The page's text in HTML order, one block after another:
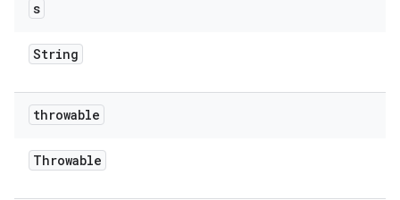
s
String
throwable
Throwable